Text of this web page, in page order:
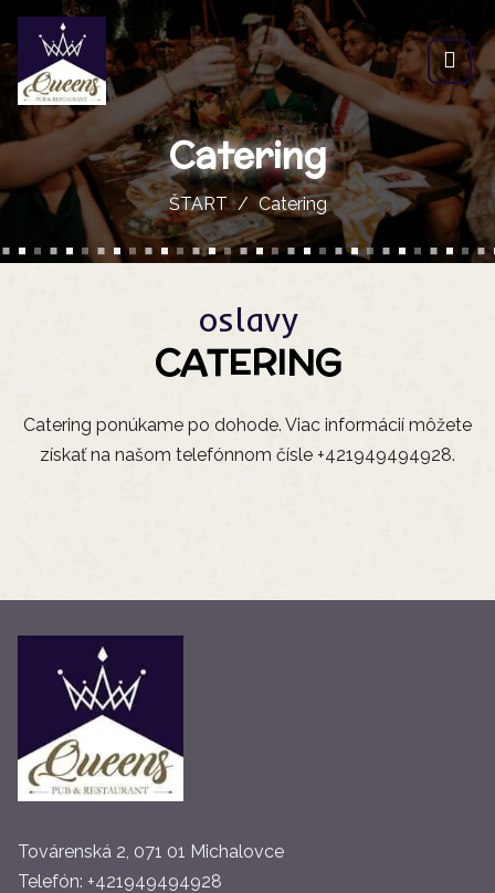
Catering
ŠTART Catering
oslavy
CATERING
Catering ponúkame po dohode. Viac informácií môžete
získať na našom telefónnom čísle +421949494928.
Továrenská 2, 071 01 Michalovce
Telefón: +421949494928